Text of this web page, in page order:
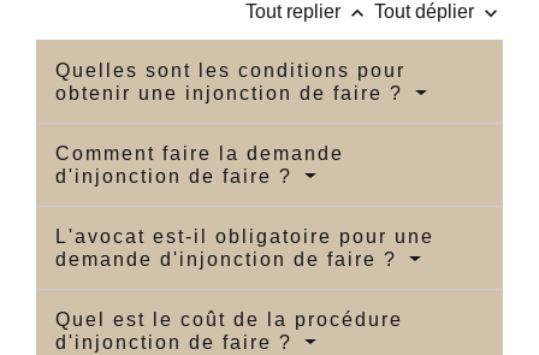
Tout replier keyboard_arrow_up Tout déplier keyboard_arrow_down
Quelles sont les conditions pour
obtenir une injonction de faire ?
Comment faire la demande
d'injonction de faire ?
L'avocat est-il obligatoire pour une
demande d'injonction de faire ?
Quel est le coût de la procédure
d'injonction de faire ?